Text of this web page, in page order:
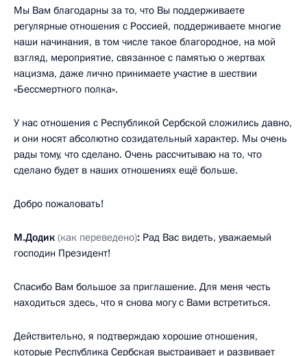
Мы Вам благодарны за то, что Вы поддерживаете
регулярные отношения с Россией, поддерживаете многие
наши начинания, в том числе такое благородное, на мой
взгляд, мероприятие, связанное с памятью о жертвах
нацизма, даже лично принимаете участие в шествии
«Бессмертного полка».
У нас отношения с Республикой Сербской сложились давно,
и они носят абсолютно созидательный характер. Мы очень
рады тому, что сделано. Очень рассчитываю на то, что
сделано будет в наших отношениях ещё больше.
Добро пожаловать!
М.Додик (как переведено): Рад Вас видеть, уважаемый
господин Президент!
Спасибо Вам большое за приглашение. Для меня честь
находиться здесь, что я снова могу с Вами встретиться.
Действительно, я подтверждаю хорошие отношения,
которые Республика Сербская выстраивает и развивает